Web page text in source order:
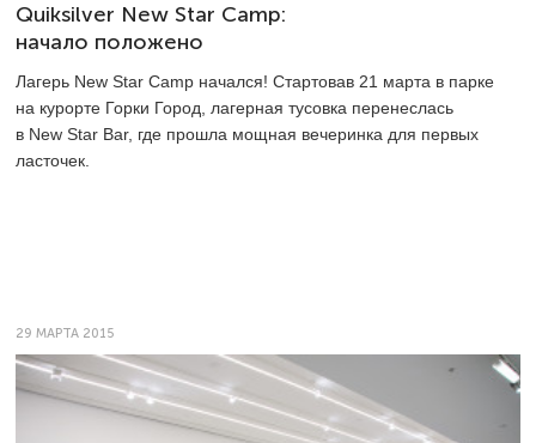
Quiksilver New Star Camp:
начало положено
Лагерь New Star Camp начался! Стартовав 21 марта в парке
на курорте Горки Город, лагерная тусовка перенеслась
в New Star Bar, где прошла мощная вечеринка для первых
ласточек.
29 МАРТА 2015